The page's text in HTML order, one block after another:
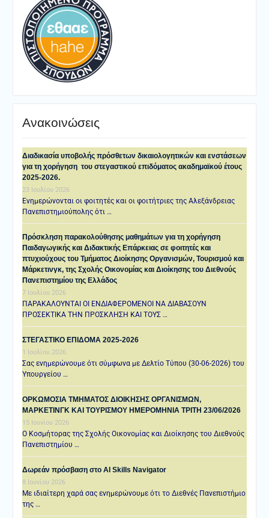
Ανακοινώσεις
Διαδικασία υποβολής πρόσθετων δικαιολογητικών και ενστάσεων
για τη χορήγηση του στεγαστικού επιδόματος ακαδημαϊκού έτους
2025-2026.
23 Ιουλίου 2026
Ενημερώνονται οι φοιτητές και οι φοιτήτριες της Αλεξάνδρειας
Πανεπιστημιούπολης ότι …
Πρόσκληση παρακολούθησης μαθημάτων για τη χορήγηση
Παιδαγωγικής και Διδακτικής Επάρκειας σε φοιτητές και
πτυχιούχους του Τμήματος Διοίκησης Οργανισμών, Τουρισμού και
Μάρκετινγκ, της Σχολής Οικονομίας και Διοίκησης του Διεθνούς
Πανεπιστημίου της Ελλάδος
7 Ιουλίου 2026
ΠΑΡΑΚΑΛΟΥΝΤΑΙ ΟΙ ΕΝΔΙΑΦΕΡΟΜΕΝΟΙ ΝΑ ΔΙΑΒΑΣΟΥΝ
ΠΡΟΣΕΚΤΙΚΑ ΤΗΝ ΠΡΟΣΚΛΗΣΗ ΚΑΙ ΤΟΥΣ …
ΣΤΕΓΑΣΤΙΚΟ ΕΠΙΔΟΜΑ 2025-2026
1 Ιουλίου 2026
Σας ενημερώνουμε ότι σύμφωνα με Δελτίο Τύπου (30-06-2026) του
Υπουργείου …
ΟΡΚΩΜΟΣΙΑ ΤΜΗΜΑΤΟΣ ΔΙΟΙΚΗΣΗΣ ΟΡΓΑΝΙΣΜΩΝ,
ΜΑΡΚΕΤΙΝΓΚ ΚΑΙ ΤΟΥΡΙΣΜΟΥ ΗΜΕΡΟΜΗΝΙΑ TΡΙΤΗ 23/06/2026
15 Ιουνίου 2026
Ο Κοσμήτορας της Σχολής Οικονομίας και Διοίκησης του Διεθνούς
Πανεπιστημίου …
Δωρεάν πρόσβαση στο AI Skills Navigator
8 Ιουνίου 2026
Με ιδιαίτερη χαρά σας ενημερώνουμε ότι το Διεθνές Πανεπιστήμιο
της …